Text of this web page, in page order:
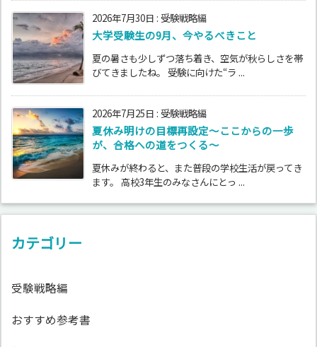
2026年7月30日 : 受験戦略編
大学受験生の9月、今やるべきこと
夏の暑さも少しずつ落ち着き、空気が秋らしさを帯
びてきましたね。 受験に向けた“ラ ...
2026年7月25日 : 受験戦略編
夏休み明けの目標再設定〜ここからの一歩
が、合格への道をつくる〜
夏休みが終わると、また普段の学校生活が戻ってき
ます。 高校3年生のみなさんにとっ ...
カテゴリー
受験戦略編
おすすめ参考書